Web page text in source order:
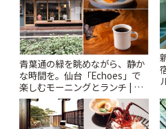
青葉通の緑を眺めながら、静か
な時間を。仙台「Echoes」で
楽しむモーニングとランチ | こ
とりっぷ